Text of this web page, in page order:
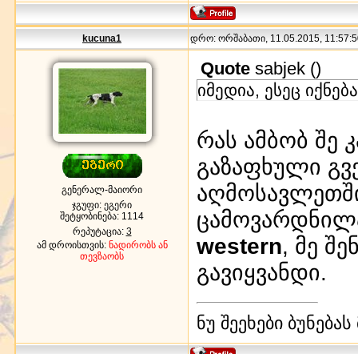
kucuna1 დრო: ორშაბათი, 11.05.2015,
გენერალ-მაიორი
ჯგუფი: ეგერი
შეტყობინება: 1114
რეპუტაცია: 3
ამ დროისთვის: ნადირობს ან
თევზაობს
Quote sabjek ()
იმედია, ესეც
რას ამბობ შე
გაზაფხული
western, მე
გავიყვანდი.
ნუ შეეხები